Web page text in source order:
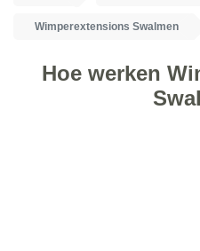
Wimperextensions Swalmen
Hoe werken